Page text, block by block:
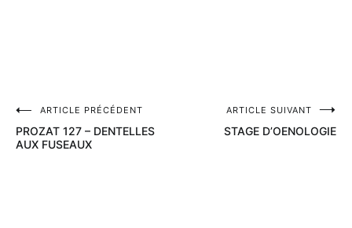
ARTICLE PRÉCÉDENT
PROZAT 127 – DENTELLES
AUX FUSEAUX
ARTICLE SUIVANT
STAGE D’OENOLOGIE